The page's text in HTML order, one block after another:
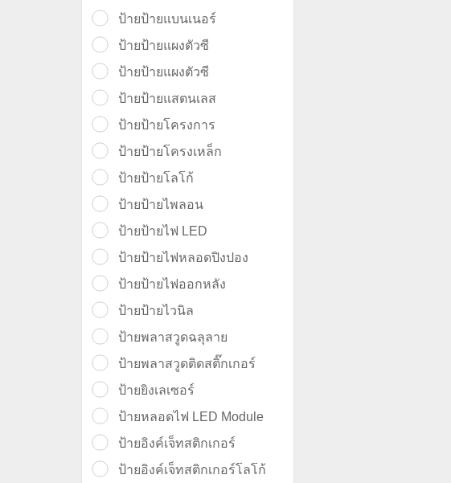
ป้ายป้ายแบนเนอร์
ป้ายป้ายแผงตัวซี
ป้ายป้ายแผงตัวซี
ป้ายป้ายแสตนเลส
ป้ายป้ายโครงการ
ป้ายป้ายโครงเหล็ก
ป้ายป้ายโลโก้
ป้ายป้ายไพลอน
ป้ายป้ายไฟ LED
ป้ายป้ายไฟหลอดปิงปอง
ป้ายป้ายไฟออกหลัง
ป้ายป้ายไวนิล
ป้ายพลาสวูดฉลุลาย
ป้ายพลาสวูดติดสติ๊กเกอร์
ป้ายยิงเลเซอร์
ป้ายหลอดไฟ LED Module
ป้ายอิงค์เจ็ทสติกเกอร์
ป้ายอิงค์เจ็ทสติกเกอร์โลโก้